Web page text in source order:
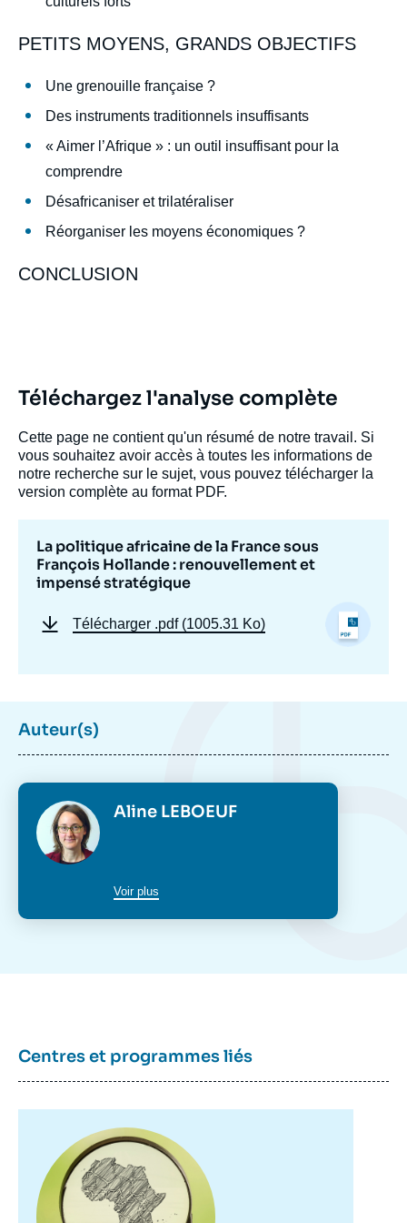
PETITS MOYENS, GRANDS OBJECTIFS
Une grenouille française ?
Des instruments traditionnels insuffisants
« Aimer l’Afrique » : un outil insuffisant pour la
comprendre
Désafricaniser et trilatéraliser
Réorganiser les moyens économiques ?
CONCLUSION
Téléchargez l'analyse complète
Cette page ne contient qu'un résumé de notre travail. Si
vous souhaitez avoir accès à toutes les informations de
notre recherche sur le sujet, vous pouvez télécharger la
version complète au format PDF.
La politique africaine de la France sous
François Hollande : renouvellement et
impensé stratégique
Télécharger .pdf (1005.31 Ko)
Auteur(s)
Photo Aline LEBOEUF
Voir plus
Centres et programmes liés
principale
de
couverture
« La politique africaine de la France sous
François Hollande : renouvellement et
novembre 2014.
Copier